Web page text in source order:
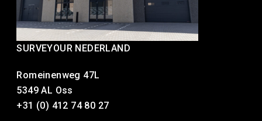
SURVEYOUR NEDERLAND
Romeinenweg 47L
5349 AL Oss
+31 (0) 412 74 80 27